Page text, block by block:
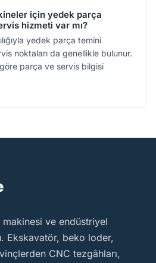
için yedek parça
hizmeti var mı?
yedek parça temini
noktaları da genellikle bulunur.
parça ve servis bilgisi
ve endüstriyel
Ekskavatör, beko loder,
CNC tezgâhları,